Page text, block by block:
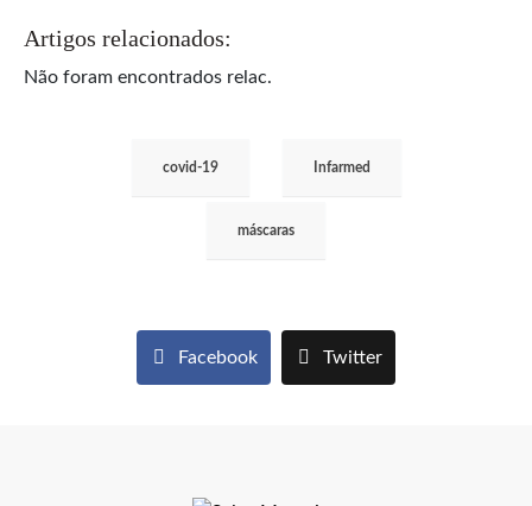
Artigos relacionados:
Não foram encontrados relac.
covid-19 Infarmed
máscaras
Facebook Twitter